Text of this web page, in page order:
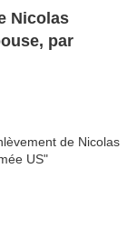
Nicolas
par